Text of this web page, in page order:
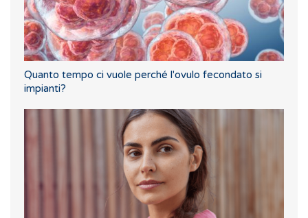
Quanto tempo ci vuole perché l'ovulo fecondato si
impianti?